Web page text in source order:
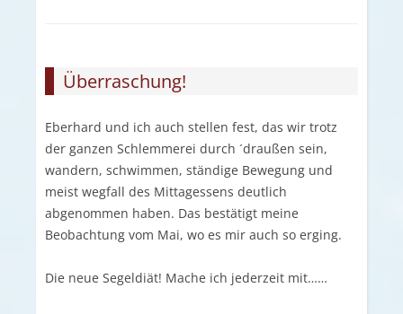
Überraschung!
Eberhard und ich auch stellen fest, das wir trotz
der ganzen Schlemmerei durch ´draußen sein,
wandern, schwimmen, ständige Bewegung und
meist wegfall des Mittagessens deutlich
abgenommen haben. Das bestätigt meine
Beobachtung vom Mai, wo es mir auch so erging.
Die neue Segeldiät! Mache ich jederzeit mit……